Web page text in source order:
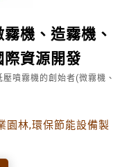
機、造霧機、
際資源開發
噴霧機的創始者(微霧機、
園林,環保節能設備製